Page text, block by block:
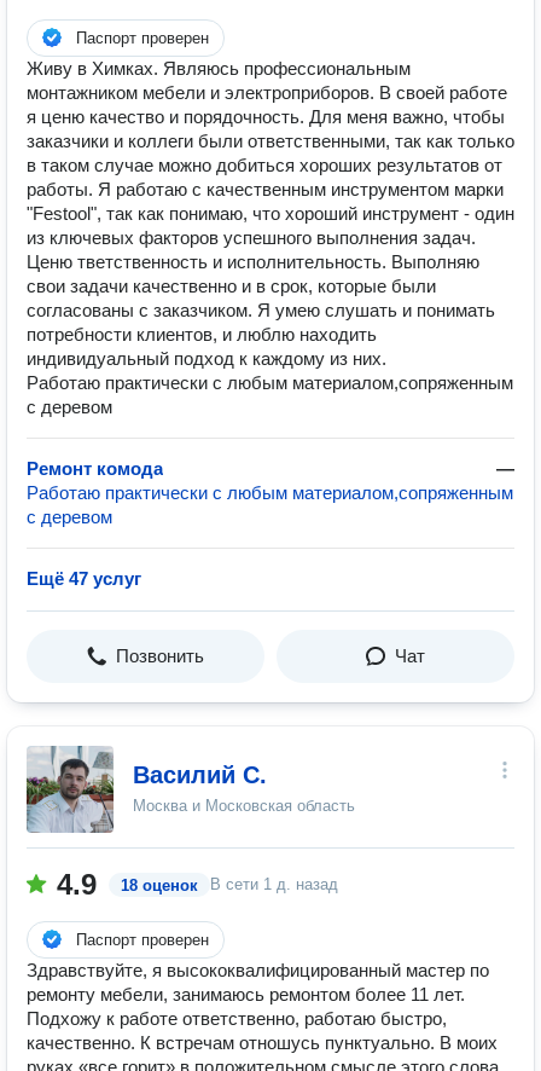
Паспорт проверен
Живу в Химках. Являюсь профессиональным
монтажником мебели и электроприборов. В своей работе
я ценю качество и порядочность. Для меня важно, чтобы
заказчики и коллеги были ответственными, так как только
в таком случае можно добиться хороших результатов от
работы. Я работаю с качественным инструментом марки
"Festool", так как понимаю, что хороший инструмент - один
из ключевых факторов успешного выполнения задач.
Ценю тветственность и исполнительность. Выполняю
свои задачи качественно и в срок, которые были
согласованы с заказчиком. Я умею слушать и понимать
потребности клиентов, и люблю находить
индивидуальный подход к каждому из них.
Работаю практически с любым материалом,сопряженным
с деревом
Ремонт комода
—
Работаю практически с любым материалом,сопряженным
с деревом
Ещё 47 услуг
Позвонить Чат
Василий С.
Москва и Московская область
4.9 18 оценок В сети 1 д. назад
Паспорт проверен
Здравствуйте, я высококвалифицированный мастер по
ремонту мебели, занимаюсь ремонтом более 11 лет.
Подхожу к работе ответственно, работаю быстро,
качественно. К встречам отношусь пунктуально. В моих
руках «все горит» в положительном смысле этого слова.